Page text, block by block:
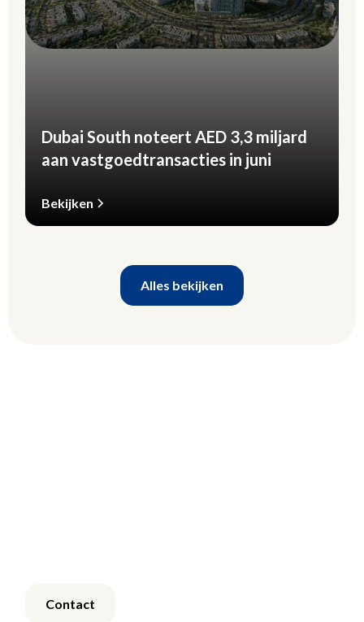
Dubai South noteert AED 3,3 miljard
aan vastgoedtransacties in juni
Bekijken
Alles bekijken
Contact